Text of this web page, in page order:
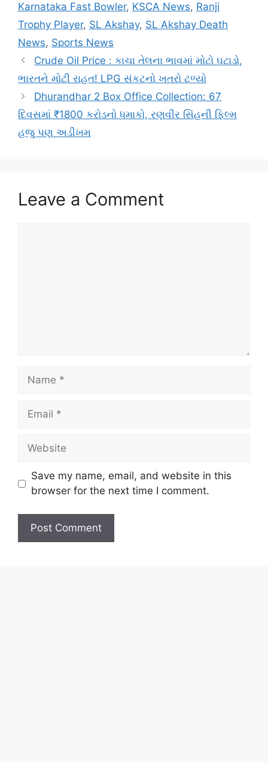
Karnataka Fast Bowler, KSCA News, Ranji
Trophy Player, SL Akshay, SL Akshay Death
News, Sports News
Crude Oil Price : કાચા તેલના ભાવમાં મોટો ઘટાડો,
ભારતને મોટી રાહત! LPG સંકટનો ખતરો ટળ્યો
Dhurandhar 2 Box Office Collection: 67
દિવસમાં ₹1800 કરોડનો ધમાકો, રણવીર સિંહની ફિલ્મ
હજુ પણ અડીખમ
Leave a Comment
Name
Email
Website
Save my name, email, and website in this
browser for the next time I comment.